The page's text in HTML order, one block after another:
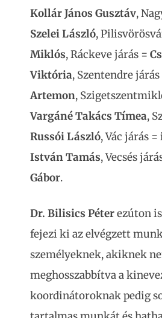
Kollár János Gusztáv,
Szelei László,
Miklós, Ráckeve járás =
Viktória, Szentendre járás
Artemon,
Vargáné Takács Tímea,
Russói László, Vác járás =
István Tamás, Vecsés
Gábor.
Dr. Bilisics Péterezúton
fejezi ki az elvégzett
személyeknek, akiknek
meghosszabbítva a
koordinátoroknak pedig